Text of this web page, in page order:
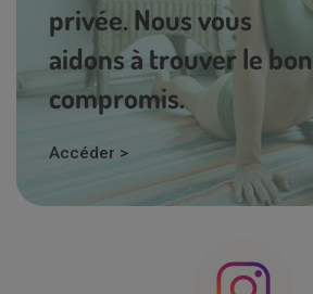
privée. Nous vous
aidons à trouver le bon
compromis.
Accéder >